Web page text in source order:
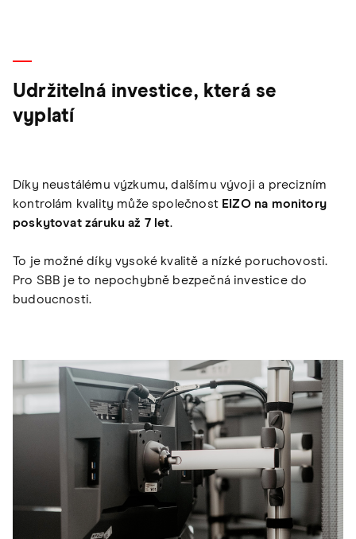
Udržitelná investice, která se
vyplatí
Díky neustálému výzkumu, dalšímu vývoji a precizním
kontrolám kvality může společnost EIZO na monitory
poskytovat záruku až 7 let.
To je možné díky vysoké kvalitě a nízké poruchovosti.
Pro SBB je to nepochybně bezpečná investice do
budoucnosti.